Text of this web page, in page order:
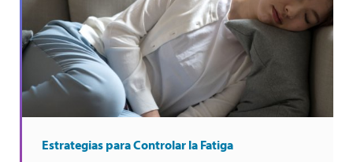
Estrategias para Controlar la Fatiga